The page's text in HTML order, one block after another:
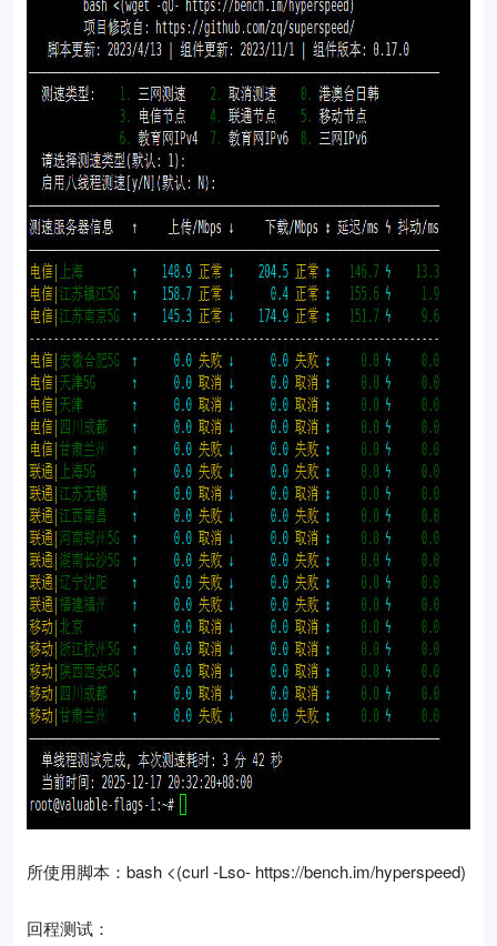
所使用脚本：bash <(curl -Lso- https://bench.im/hyperspeed)
回程测试：